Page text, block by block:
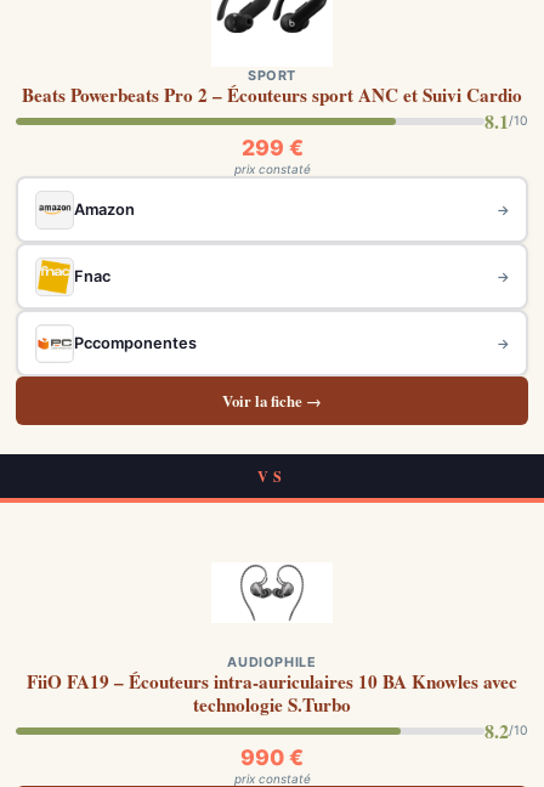
SPORT
Beats Powerbeats Pro 2 – Écouteurs sport ANC et Suivi Cardio
8.1/10
299 €
prix constaté
Amazon →
Fnac →
Pccomponentes →
Voir la fiche →
VS
AUDIOPHILE
FiiO FA19 – Écouteurs intra-auriculaires 10 BA Knowles avec
technologie S.Turbo
8.2/10
990 €
prix constaté